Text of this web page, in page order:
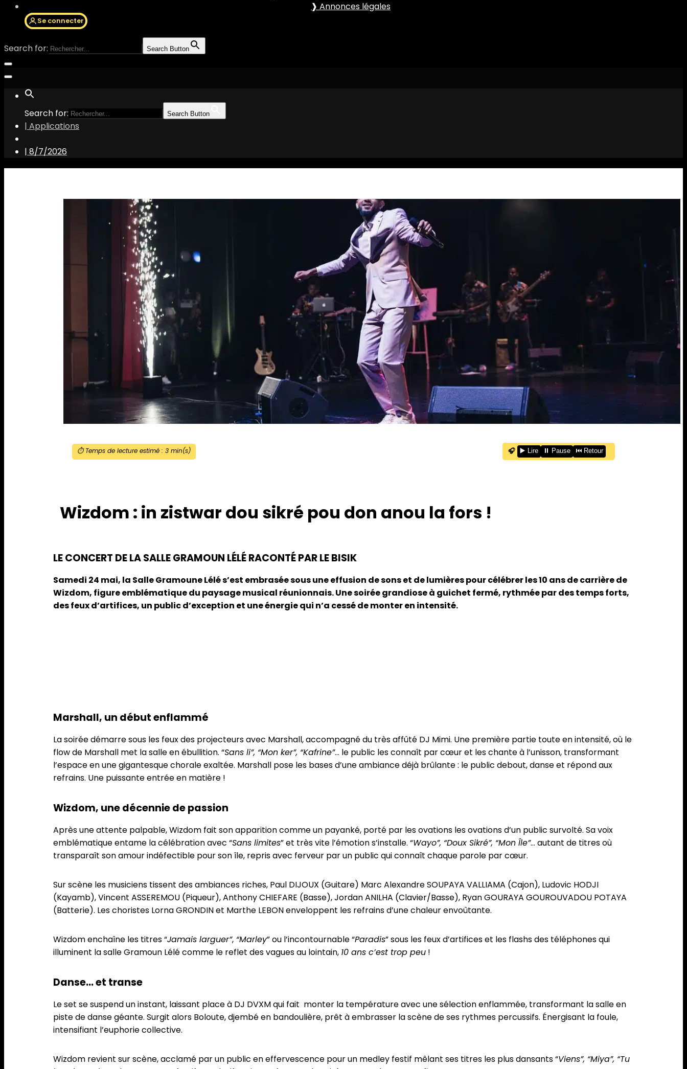
❱ Annonces légales
Se connecter
Search for: Search Button
Search for: Search Button
| Applications
| 8/7/2026
⏱️ Temps de lecture estimé : 3min(s) 🎧 ▶️ Lire ⏸️ Pause ⏮️ Retour
Wizdom : in zistwar dou sikré pou don anou la fors !
LE CONCERT DE LA SALLE GRAMOUN LÉLÉ RACONTÉ PAR LE BISIK
Samedi 24 mai, la Salle Gramoune Lélé s’est embrasée sous une effusion de sons et de lumières pour célébrer les 10 ans de carrière de
Wizdom, figure emblématique du paysage musical réunionnais. Une soirée grandiose à guichet fermé, rythmée par des temps forts,
des feux d’artifices, un public d’exception et une énergie qui n’a cessé de monter en intensité.
Marshall, un début enflammé
La soirée démarre sous les feux des projecteurs avec Marshall, accompagné du très affûté DJ Mimi. Une première partie toute en intensité, où le
flow de Marshall met la salle en ébullition. “Sans li”, “Mon ker”, “Kafrine”… le public les connaît par cœur et les chante à l’unisson, transformant
l’espace en une gigantesque chorale exaltée. Marshall pose les bases d’une ambiance déjà brûlante : le public debout, danse et répond aux
refrains. Une puissante entrée en matière !
Wizdom, une décennie de passion
Après une attente palpable, Wizdom fait son apparition comme un payanké, porté par les ovations les ovations d’un public survolté. Sa voix
emblématique entame la célébration avec “Sans limites” et très vite l’émotion s’installe. “Wayo”, “Doux Sikré”, “Mon Île”… autant de titres où
transparaît son amour indéfectible pour son île, repris avec ferveur par un public qui connaît chaque parole par cœur.
Sur scène les musiciens tissent des ambiances riches, Paul DIJOUX (Guitare) Marc Alexandre SOUPAYA VALLIAMA (Cajon), Ludovic HODJI
(Kayamb), Vincent ASSEREMOU (Piqueur), Anthony CHIEFARE (Basse), Jordan ANILHA (Clavier/Basse), Ryan GOURAYA GOUROUVADOU POTAYA
(Batterie). Les choristes Lorna GRONDIN et Marthe LEBON enveloppent les refrains d’une chaleur envoûtante.
Wizdom enchaîne les titres “Jamais larguer”, “Marley” ou l’incontournable “Paradis” sous les feux d’artifices et les flashs des téléphones qui
illuminent la salle Gramoun Lélé comme le reflet des vagues au lointain, 10 ans c’est trop peu !
Danse… et transe
Le set se suspend un instant, laissant place à DJ DVXM qui fait monter la température avec une sélection enflammée, transformant la salle en
piste de danse géante. Surgit alors Boloute, djembé en bandoulière, prêt à embrasser la scène de ses rythmes percussifs. Énergisant la foule,
intensifiant l’euphorie collective.
Wizdom revient sur scène, acclamé par un public en effervescence pour un medley festif mêlant ses titres les plus dansants “Viens”, “Miya”, “Tu